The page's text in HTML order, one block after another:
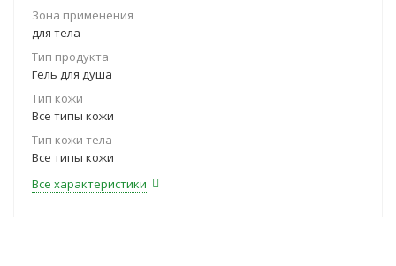
Зона применения
для тела
Тип продукта
Гель для душа
Тип кожи
Все типы кожи
Тип кожи тела
Все типы кожи
Все характеристики